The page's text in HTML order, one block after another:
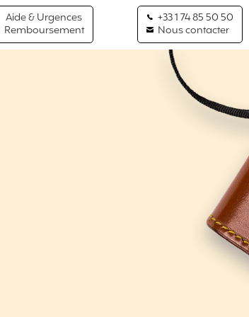
Aide & Urgences
Remboursement
+33 1 74 85 50 50
Nous contacter